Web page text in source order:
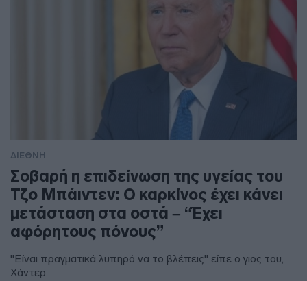
ΔΙΕΘΝΗ
Σοβαρή η επιδείνωση της υγείας του
Τζο Μπάιντεν: Ο καρκίνος έχει κάνει
μετάσταση στα οστά – “Έχει
αφόρητους πόνους”
"Είναι πραγματικά λυπηρό να το βλέπεις" είπε ο γιος του,
Χάντερ